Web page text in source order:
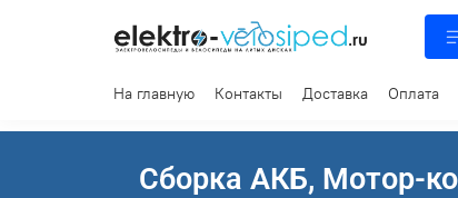
На главную Контакты Доставка Оплата
Сборка АКБ, Мотор-